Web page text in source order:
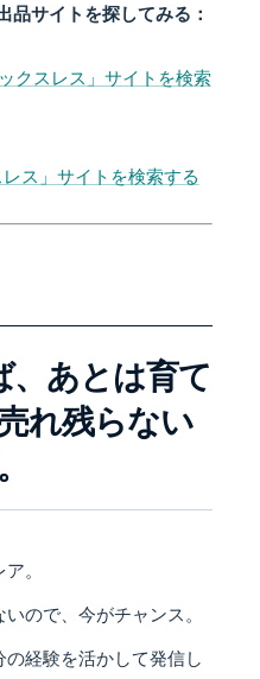
品サイトを探してみる：
クスレス」サイトを検索
ス」サイトを検索する
、あとは育て
れ残らない
。
ので、今がチャンス。
の経験を活かして発信し